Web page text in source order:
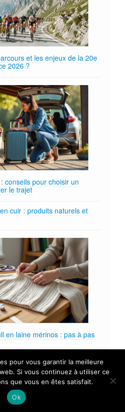
et les enjeux de la 20e
2026 ?
conseils pour choisir un
le trajet
cuir : produits naturels et
en laine mérinos : pas à pas
pour vous garantir la meilleure
Si vous continuez à utiliser ce
que vous en êtes satisfait.
Ok